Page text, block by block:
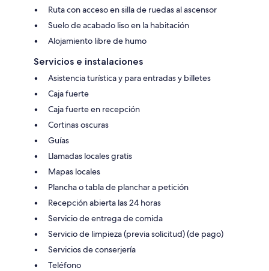
Ruta con acceso en silla de ruedas al ascensor
Suelo de acabado liso en la habitación
Alojamiento libre de humo
Servicios e instalaciones
Asistencia turística y para entradas y billetes
Caja fuerte
Caja fuerte en recepción
Cortinas oscuras
Guías
Llamadas locales gratis
Mapas locales
Plancha o tabla de planchar a petición
Recepción abierta las 24 horas
Servicio de entrega de comida
Servicio de limpieza (previa solicitud) (de pago)
Servicios de conserjería
Teléfono